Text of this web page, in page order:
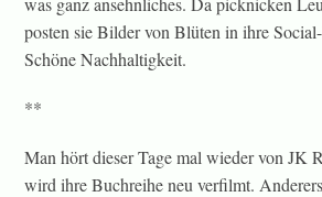
posten sie Bilder von Blüten in ihre
Schöne Nachhaltigkeit.
**
Man hört dieser Tage mal wieder von JK
wird ihre Buchreihe neu verfilmt.